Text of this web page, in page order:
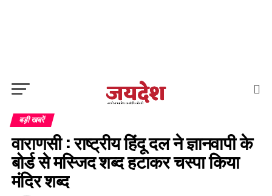
बड़ी खबरें
वाराणसी : राष्ट्रीय हिंदू दल ने ज्ञानवापी के
बोर्ड से मस्जिद शब्द हटाकर चस्पा किया
मंदिर शब्द